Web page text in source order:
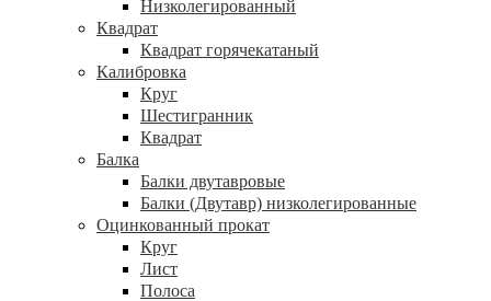
Низколегированный
Квадрат
Квадрат горячекатаный
Калибровка
Круг
Шестигранник
Квадрат
Балка
Балки двутавровые
Балки (Двутавр) низколегированные
Оцинкованный прокат
Круг
Лист
Полоса